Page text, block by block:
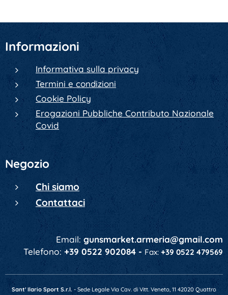
Informazioni
Informativa sulla privacy
Termini e condizioni
Cookie Policy
Erogazioni Pubbliche Contributo Nazionale
Covid
Negozio
Chi siamo
Contattaci
Email: gunsmarket.armeria@gmail.com
Telefono: +39 0522 902084 - Fax: +39 0522 479569
Sant' Ilario Sport S.r.l. - Sede Legale Via Cav. di Vitt. Veneto, 11 42020 Quattro